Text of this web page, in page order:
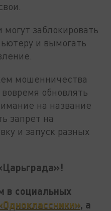
заблокировать
и вымогать
мошенничества
обновлять
на название
запрет на
и запуск разных
в социальных
, а